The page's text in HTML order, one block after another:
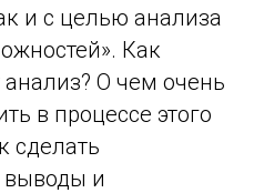
и с целью анализа
Как
анализ? О чем очень
в процессе этого
сделать
и